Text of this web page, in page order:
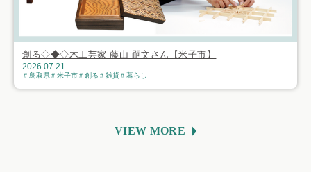
創る◇◆◇木工芸家 藤山 嗣文さん【米子市】
2026.07.21
鳥取県 米子市 創る 雑貨 暮らし
VIEW MORE